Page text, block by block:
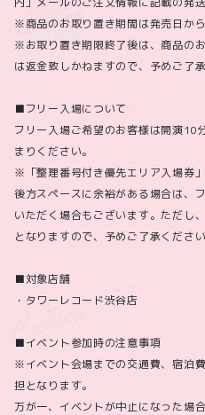
※商品のお取り置き期間は発売日か
※お取り置き期限終了後は、商品の
は返金致しかねますので、予めご了承
■フリー入場について
フリー入場ご希望のお客様は開演10
まりください。
※「整理番号付き優先エリア入場券
後方スペースに余裕がある場合は、
いただく場合もございます。ただし
となりますので、予めご了承ください
■対象店舗
・タワーレコード渋谷店
■イベント参加時の注意事項
※イベント会場までの交通費、宿泊
担となります。
万が一、イベントが中止になった場